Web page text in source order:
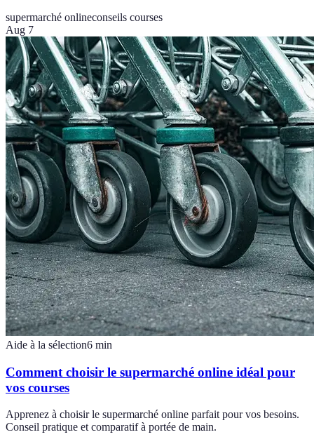
supermarché onlineconseils courses
Aug 7
Aide à la sélection6 min
Comment choisir le supermarché online idéal pour
vos courses
Apprenez à choisir le supermarché online parfait pour vos besoins.
Conseil pratique et comparatif à portée de main.